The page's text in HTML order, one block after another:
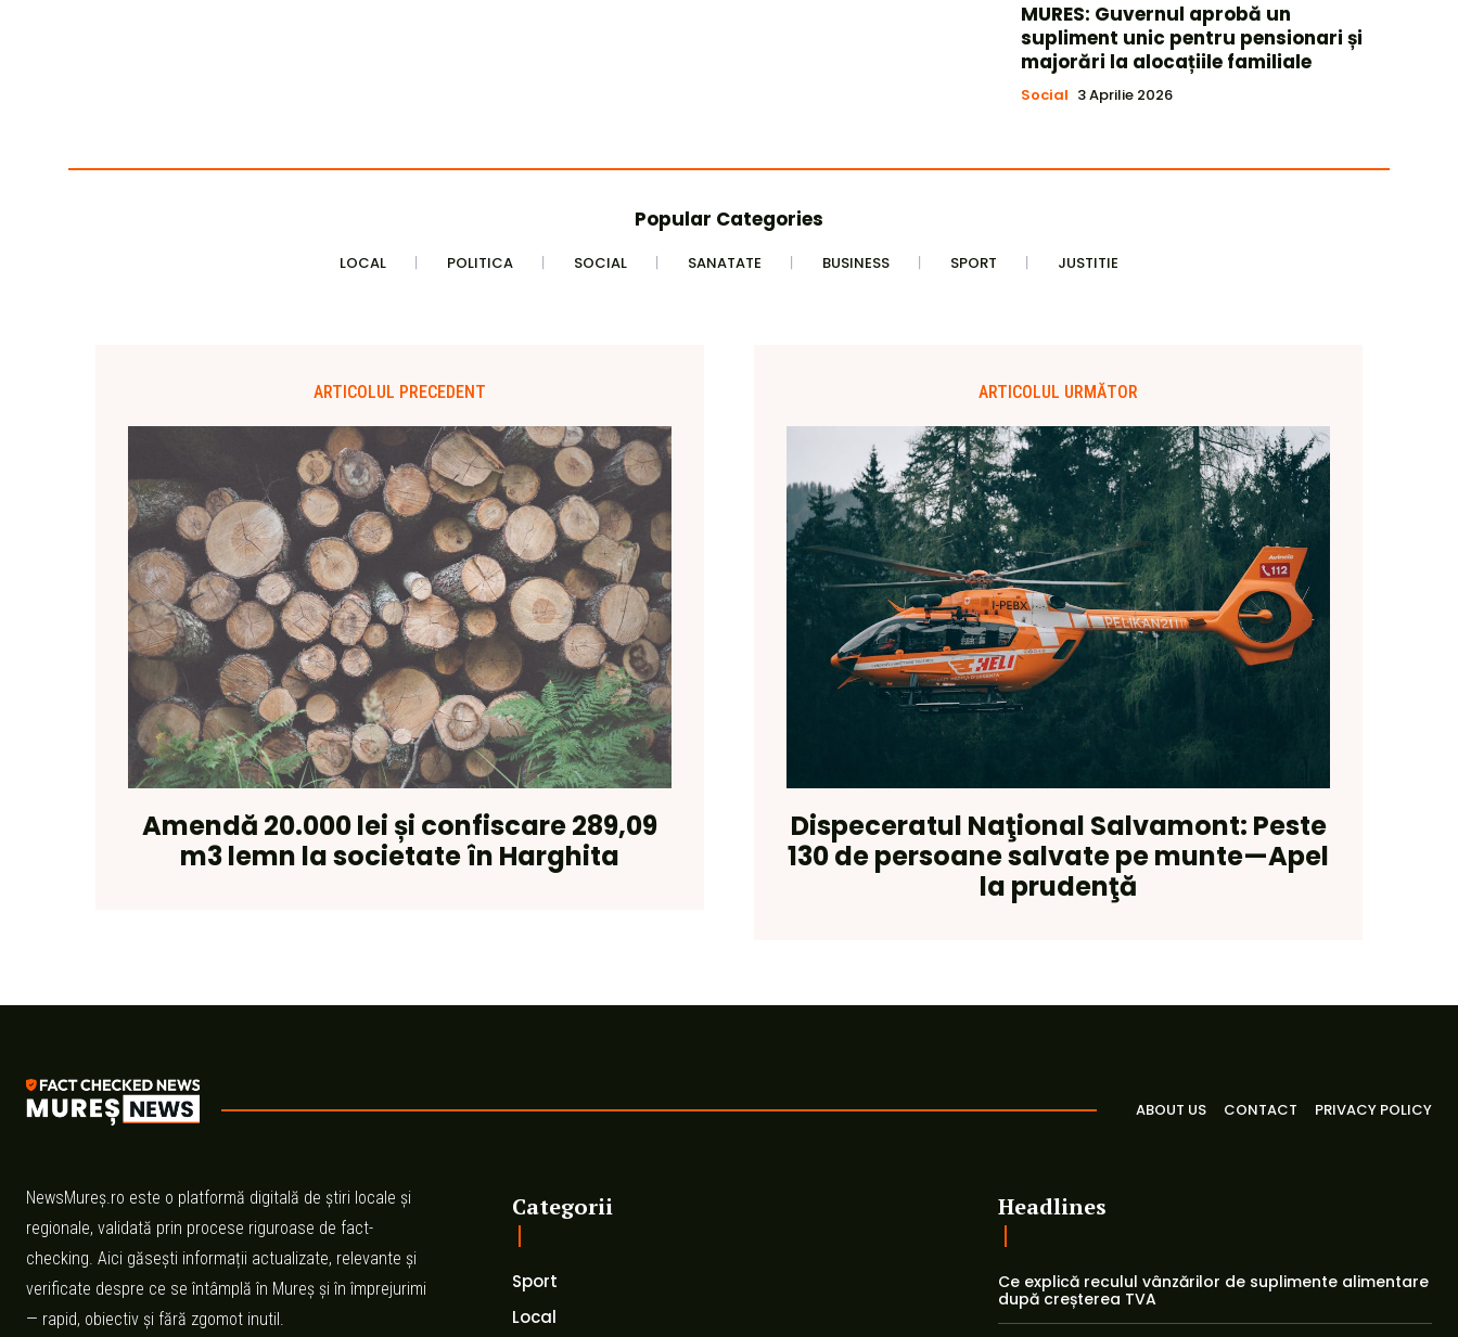
MURES: Guvernul aprobă un
supliment unic pentru pensionari și
majorări la alocațiile familiale
Social 3 Aprilie 2026
Popular Categories
LOCAL POLITICA SOCIAL SANATATE BUSINESS SPORT JUSTITIE
ARTICOLUL PRECEDENT
Amendă 20.000 lei și confiscare 289,09
m3 lemn la societate în Harghita
ARTICOLUL URMĂTOR
Dispeceratul Naţional Salvamont: Peste
130 de persoane salvate pe munte—Apel
la prudenţă
ABOUT US CONTACT PRIVACY POLICY
NewsMureș.ro este o platformă digitală de știri locale și
regionale, validată prin procese riguroase de fact-
checking. Aici găsești informații actualizate, relevante și
verificate despre ce se întâmplă în Mureș și în împrejurimi
— rapid, obiectiv și fără zgomot inutil.
Categorii
Sport
Local
Headlines
Ce explică reculul vânzărilor de suplimente alimentare
după creșterea TVA